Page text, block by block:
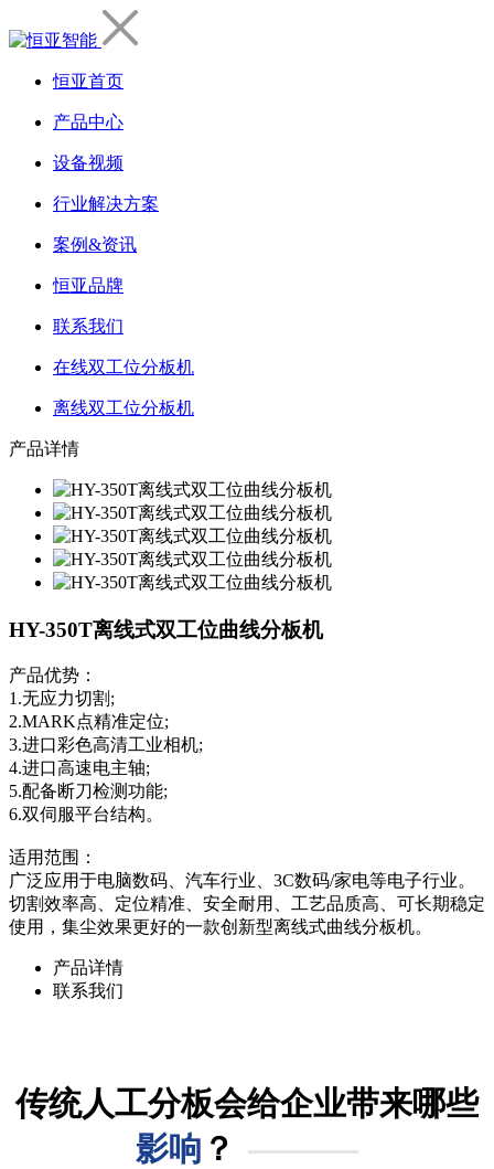
恒亚首页
产品中心
设备视频
行业解决方案
案例&资讯
恒亚品牌
联系我们
在线双工位分板机
离线双工位分板机
产品详情
HY-350T离线式双工位曲线分板机
产品优势：
1.无应力切割;
2.MARK点精准定位;
3.进口彩色高清工业相机;
4.进口高速电主轴;
5.配备断刀检测功能;
6.双伺服平台结构。
适用范围：
广泛应用于电脑数码、汽车行业、3C数码/家电等电子行业。
切割效率高、定位精准、安全耐用、工艺品质高、可长期稳定
使用，集尘效果更好的一款创新型离线式曲线分板机。
产品详情
联系我们
传统人工分板会给企业带来哪些
影响 ？